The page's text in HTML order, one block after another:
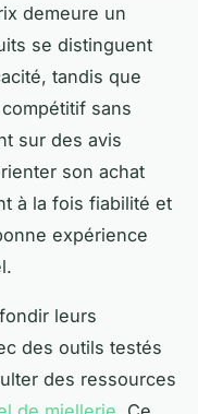
demeure un
se distinguent
tandis que
sans
sur des avis
son achat
à la fois fiabilité et
expérience
leurs
des outils testés
des ressources